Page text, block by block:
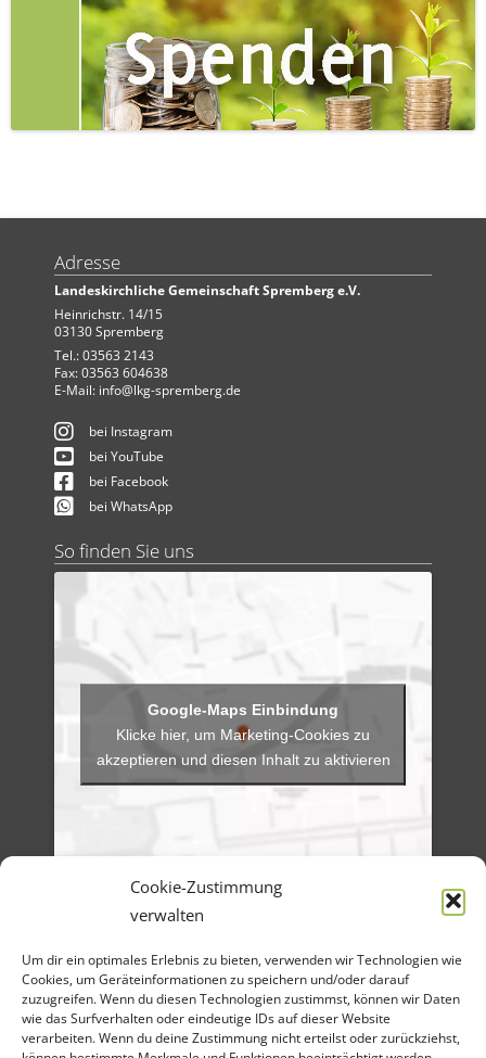
Cookie-Zustimmung
verwalten
Um dir ein optimales Erlebnis zu bieten, verwenden wir Technologien wie
Cookies, um Geräteinformationen zu speichern und/oder darauf
zuzugreifen. Wenn du diesen Technologien zustimmst, können wir Daten
wie das Surfverhalten oder eindeutige IDs auf dieser Website
verarbeiten. Wenn du deine Zustimmung nicht erteilst oder zurückziehst,
Adresse
Landeskirchliche Gemeinschaft Spremberg e.V.
Heinrichstr. 14/15
03130 Spremberg
Tel.: 03563 2143
Fax: 03563 604638
E-Mail: info@lkg-spremberg.de
bei Instagram
bei YouTube
bei Facebook
bei WhatsApp
So finden Sie uns
Klicke hier, um Marketing-Cookies zu
akzeptieren und diesen Inhalt zu aktivieren
Artikel-Archiv
Veranstaltungen
Angebote
Bilder-Galerien
Material
Spenden